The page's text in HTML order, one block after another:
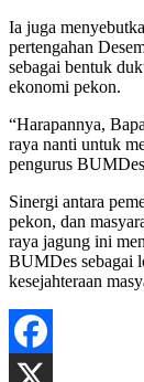
Ia juga
pertengahan
sebagai bentuk
ekonomi pekon.
“Harapannya,
raya nanti untuk
pengurus
Sinergi antara
pekon, dan
raya jagung ini
BUMDes sebagai
kesejahteraan